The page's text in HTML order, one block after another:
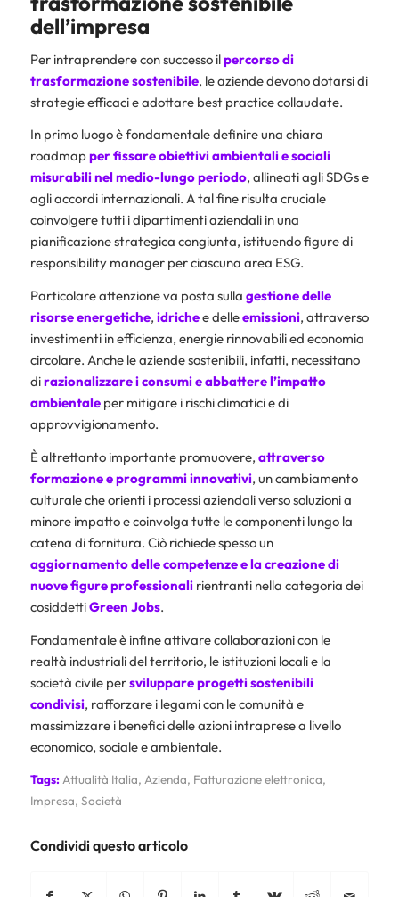
dell’impresa
Per intraprendere con successo ilpercorso di
trasformazione sostenibile, le aziende devono dotarsi di
strategie efficaci e adottare best practice collaudate.
In primo luogo è fondamentale definire una chiara
roadmapper fissare obiettivi ambientali e sociali
misurabili nel medio-lungo periodo, allineati agli SDGs e
agli accordi internazionali. A tal fine risulta cruciale
coinvolgere tutti i dipartimenti aziendali in una
pianificazione strategica congiunta, istituendo figure di
responsibility manager per ciascuna area ESG.
Particolare attenzione va posta sulla gestione delle
risorse energetiche, idrichee delleemissioni, attraverso
investimenti in efficienza, energie rinnovabili ed economia
circolare. Anche le aziende sostenibili, infatti, necessitano
dirazionalizzare i consumi e abbattere l’impatto
ambientale per mitigare i rischi climatici e di
approvvigionamento.
È altrettanto importante promuovere, attraverso
formazione e programmi innovativi, un cambiamento
culturale che orienti i processi aziendali verso soluzioni a
minore impatto e coinvolga tutte le componenti lungo la
catena di fornitura. Ciò richiede spesso un
aggiornamento delle competenze e la creazione di
nuove figure professionalirientranti nella categoria dei
cosiddettiGreen Jobs.
Fondamentale è infine attivare collaborazioni con le
realtà industriali del territorio, le istituzioni locali e la
società civile persviluppare progetti sostenibili
condivisi, rafforzare i legami con le comunità e
massimizzare i benefici delle azioni intraprese a livello
economico, sociale e ambientale.
Tags:Attualità Italia, Azienda, Fatturazione elettronica,
Impresa, Società
Condividi questo articolo